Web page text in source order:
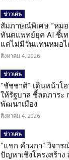
ข่าวเด่น
สัมภาษณ์พิเศษ “หม
ทันตแพทย์ยุค AI ชี้เ
แต่ไม่มีวันแทนหมอ
สิงหาคม 4, 2026
ข่าวเด่น
“ชัชชาติ” เดินหน้าโ
ให้รัฐบาล ชี้ลดภาระ
พัฒนาเมือง
สิงหาคม 4, 2026
ข่าวเด่น
“แขก คำผกา” วิจา
ปัญหาเชิงโครงสร้าง